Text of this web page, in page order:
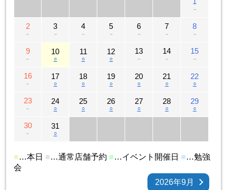
－
2
－
3
－
4
－
5
－
6
－
7
－
8
－
9
－
10
○
11
○
12
○
13
－
14
－
15
－
16
－
17
○
18
○
19
○
20
○
21
○
22
○
23
－
24
○
25
○
26
○
27
○
28
○
29
○
30
－
31
○
■…本日 ■ …通常店舗予約 ■…イベント開催日 ■…勉強
会
2026年9月